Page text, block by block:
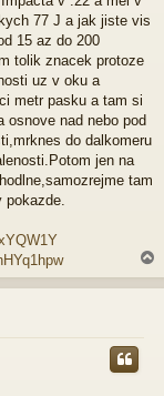
77 J a jak jiste vis
15 az do 200
tolik znacek protoze
uz v oku a
metr pasku a tam si
osnove nad nebo pod
do dalkomeru
jen na
tam
a
h